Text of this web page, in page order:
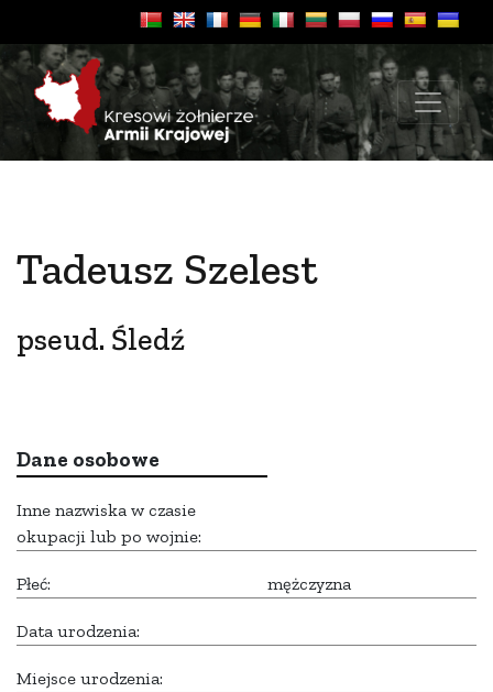
Tadeusz Szelest
pseud. Śledź
Dane osobowe
Inne nazwiska w czasie
okupacji lub po wojnie:
Płeć: mężczyzna
Data urodzenia:
Miejsce urodzenia: